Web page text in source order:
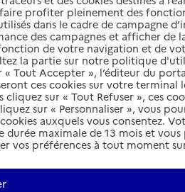
profiter pleinement des
dans le cadre de campagne
des campagnes et afficher de
de votre navigation et de
la partie sur notre politique
« Tout Accepter », l’éditeur du
ces cookies sur votre terminal
cliquez sur « Tout Refuser », ces
sur « Personnaliser », vous
auxquels vous consentez.
durée maximale de 13 mois et
vos préférences à tout moment